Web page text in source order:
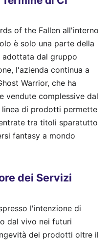
of the Fallen all'interno
è solo una parte della
dal gruppo
l'azienda continua a
Warrior, che ha
vendute complessive dal
linea di prodotti permette
tra titoli sparatutto
fantasy a mondo
dei Servizi
l'intenzione di
dal vivo nei futuri
dei prodotti oltre il